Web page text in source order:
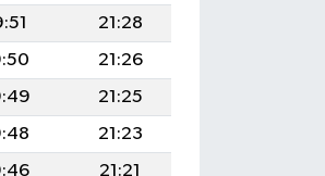
21:28
21:26
21:25
21:23
21:21